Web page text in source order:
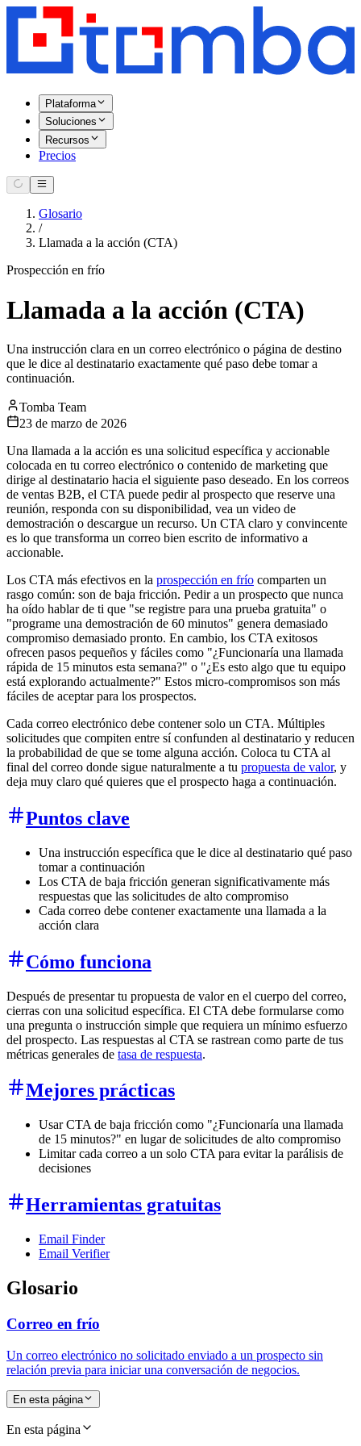
Plataforma
Soluciones
Recursos
Precios
Glosario
/
Llamada a la acción (CTA)
Prospección en frío
Llamada a la acción (CTA)
Una instrucción clara en un correo electrónico o página de destino
que le dice al destinatario exactamente qué paso debe tomar a
continuación.
Tomba Team
23 de marzo de 2026
Una llamada a la acción es una solicitud específica y accionable
colocada en tu correo electrónico o contenido de marketing que
dirige al destinatario hacia el siguiente paso deseado. En los correos
de ventas B2B, el CTA puede pedir al prospecto que reserve una
reunión, responda con su disponibilidad, vea un video de
demostración o descargue un recurso. Un CTA claro y convincente
es lo que transforma un correo bien escrito de informativo a
accionable.
Los CTA más efectivos en la prospección en frío comparten un
rasgo común: son de baja fricción. Pedir a un prospecto que nunca
ha oído hablar de ti que "se registre para una prueba gratuita" o
"programe una demostración de 60 minutos" genera demasiado
compromiso demasiado pronto. En cambio, los CTA exitosos
ofrecen pasos pequeños y fáciles como "¿Funcionaría una llamada
rápida de 15 minutos esta semana?" o "¿Es esto algo que tu equipo
está explorando actualmente?" Estos micro-compromisos son más
fáciles de aceptar para los prospectos.
Cada correo electrónico debe contener solo un CTA. Múltiples
solicitudes que compiten entre sí confunden al destinatario y reducen
la probabilidad de que se tome alguna acción. Coloca tu CTA al
final del correo donde sigue naturalmente a tu propuesta de valor, y
deja muy claro qué quieres que el prospecto haga a continuación.
Puntos clave
Una instrucción específica que le dice al destinatario qué paso
tomar a continuación
Los CTA de baja fricción generan significativamente más
respuestas que las solicitudes de alto compromiso
Cada correo debe contener exactamente una llamada a la
acción clara
Cómo funciona
Después de presentar tu propuesta de valor en el cuerpo del correo,
cierras con una solicitud específica. El CTA debe formularse como
una pregunta o instrucción simple que requiera un mínimo esfuerzo
del prospecto. Las respuestas al CTA se rastrean como parte de tus
métricas generales de tasa de respuesta.
Mejores prácticas
Usar CTA de baja fricción como "¿Funcionaría una llamada
de 15 minutos?" en lugar de solicitudes de alto compromiso
Limitar cada correo a un solo CTA para evitar la parálisis de
decisiones
Herramientas gratuitas
Email Finder
Email Verifier
Glosario
Correo en frío
Un correo electrónico no solicitado enviado a un prospecto sin
relación previa para iniciar una conversación de negocios.
En esta página
En esta página